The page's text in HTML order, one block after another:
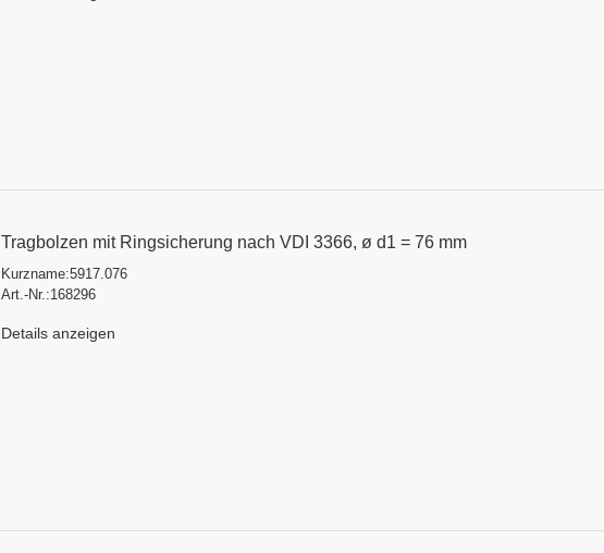
Tragbolzen mit Ringsicherung nach VDI 3366, ø d1 = 76 mm
Kurzname:5917.076
Art.-Nr.:168296
Details anzeigen